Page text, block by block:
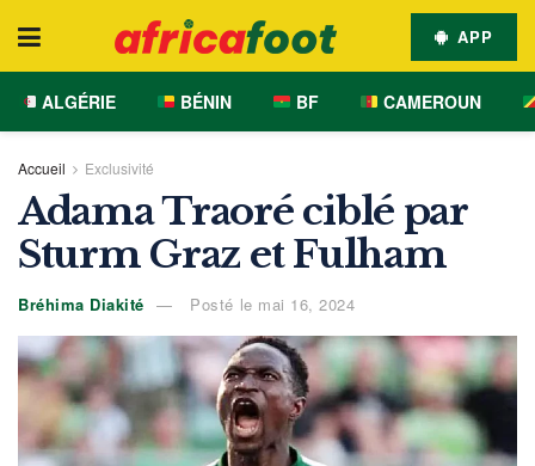
APP
ALGÉRIE BÉNIN BF CAMEROUN
Accueil Exclusivité
Adama Traoré ciblé par
Sturm Graz et Fulham
Bréhima Diakité Posté le mai 16, 2024